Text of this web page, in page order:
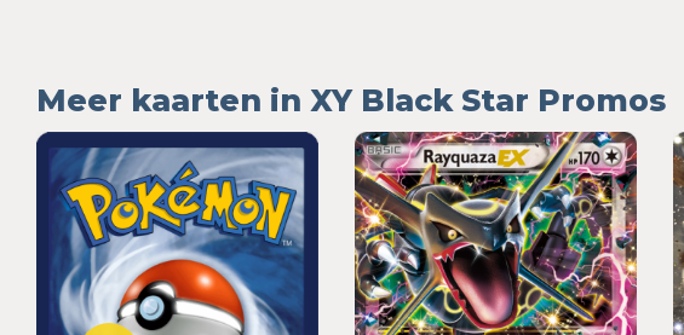
Meer kaarten in XY Black Star Promos